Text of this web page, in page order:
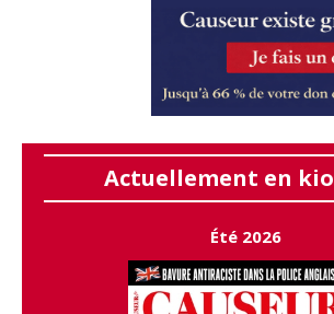
Actuellement en
Été 2026